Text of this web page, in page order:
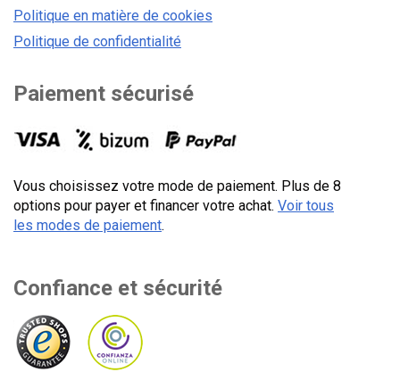
Politique en matière de cookies
Politique de confidentialité
Paiement sécurisé
Vous choisissez votre mode de paiement. Plus de 8
options pour payer et financer votre achat. Voir tous
les modes de paiement.
Confiance et sécurité